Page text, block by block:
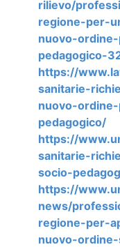
rilievo/
regione-per-
nuovo-
pedagogico-
https://
sanitarie-
nuovo-
pedagogico/
https://
sanitarie-
socio-
https://
news/
regione-per-
nuovo-